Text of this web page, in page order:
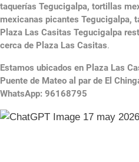
taquerías Tegucigalpa, tortillas
mexicanas picantes Tegucigalpa,
Plaza Las Casitas Tegucigalpa
cerca de Plaza Las Casitas.
Estamos ubicados en Plaza Las
Puente de Mateo al par de El
WhatsApp: 96168795